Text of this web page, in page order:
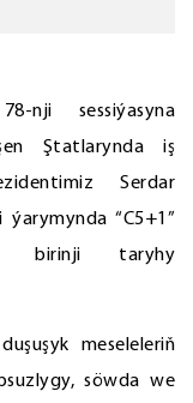
nji sessiýasyna
Ştatlarynda iş
Serdar
“C5+1”
birinji taryhy
meseleleriň
söwda we